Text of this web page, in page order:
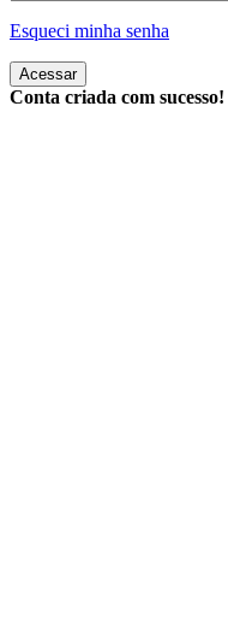
Esqueci minha senha
Acessar
Conta criada com sucesso!